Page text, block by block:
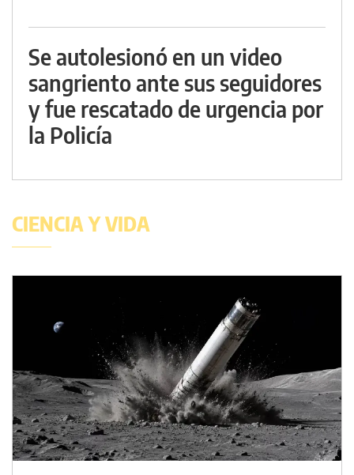
Se autolesionó en un video
sangriento ante sus seguidores
y fue rescatado de urgencia por
la Policía
CIENCIA Y VIDA